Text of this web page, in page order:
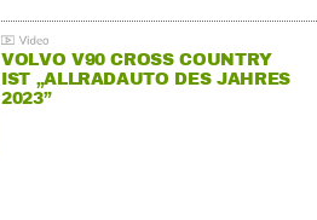
VOLVO V90 CROSS COUNTRY
IST „ALLRADAUTO DES JAHRES
2023”